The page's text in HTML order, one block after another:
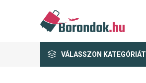
VÁLASSZON KATEGÓRIÁT